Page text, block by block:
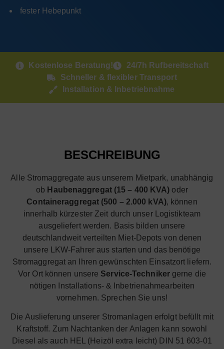
fester Hebepunkt
Kostenlose Beratung!
24/7h Rufbereitschaft
Schneller & flexibler Transport
Installation & Inbetriebnahme
BESCHREIBUNG
Alle Stromaggregate aus unserem Mietpark, unabhängig
ob Haubenaggregat (15 – 400 KVA) oder
Containeraggregat (500 – 2.000 kVA), können
innerhalb kürzester Zeit durch unser Logistikteam
ausgeliefert werden. Basis bilden unsere
deutschlandweit verteilten Miet-Depots von denen
unsere LKW-Fahrer aus starten und das benötige
Stromaggregat an Ihren gewünschten Einsatzort liefern.
Vor Ort können unsere Service-Technikergerne die
nötigen Installations- & Inbetrienahmearbeiten
vornehmen. Sprechen Sie uns!
Die Auslieferung unserer Stromanlagen erfolgt befüllt mit
Kraftstoff. Zum Nachtanken der Anlagen kann sowohl
Diesel als auch HEL (Heizöl extra leicht) DIN 51 603-01